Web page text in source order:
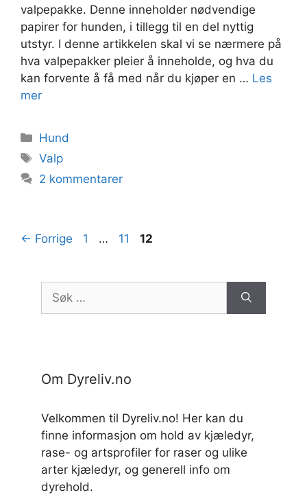
valpepakke. Denne inneholder nødvendige
papirer for hunden, i tillegg til en del nyttig
utstyr. I denne artikkelen skal vi se nærmere på
hva valpepakker pleier å inneholde, og hva du
kan forvente å få med når du kjøper en … Les
mer
Kategorier
Hund
Stikkord
Valp
2 kommentarer
← Forrige Side
1 … Side
11 Side
12
Søk
etter:
Om Dyreliv.no
Velkommen til Dyreliv.no! Her kan du
finne informasjon om hold av kjæledyr,
rase- og artsprofiler for raser og ulike
arter kjæledyr, og generell info om
dyrehold.